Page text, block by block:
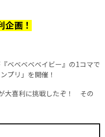
企画！
ベベベベベイビー』の1コマで
プリ」を開催！
大喜利に挑戦したぞ！ その